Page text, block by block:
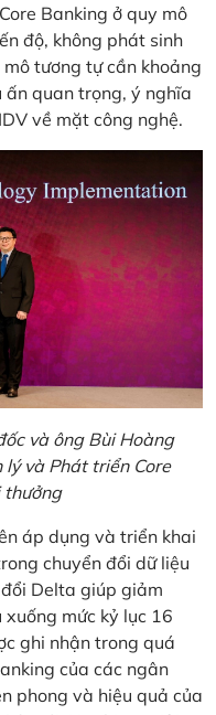
Banking ở quy mô
độ, không phát sinh
tương tự cần khoảng
ấn quan trọng, ý nghĩa
về mặt công nghệ.
và ông Bùi Hoàng
lý và Phát triển Core
thưởng
áp dụng và triển khai
chuyển đổi dữ liệu
Delta giúp giảm
mức kỷ lục 16
ghi nhận trong quá
của các ngân
phong và hiệu quả của